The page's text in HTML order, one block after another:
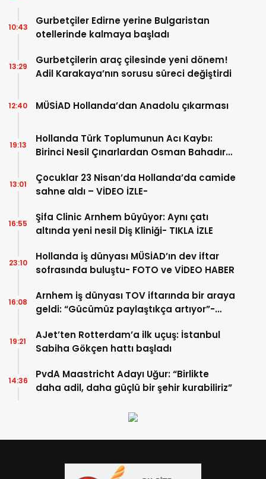
Gurbetçiler Edirne yerine Bulgaristan
otellerinde kalmaya başladı
10:43
Gurbetçilerin araç çilesinde yeni dönem!
Adil Karakaya’nın sorusu süreci değiştirdi
13:29
MÜSİAD Hollanda’dan Anadolu çıkarması
12:40
Hollanda Türk Toplumunun Acı Kaybı:
Birinci Nesil Çınarlardan Osman Bahadır
19:13
Çocuklar 23 Nisan’da Hollanda’da camide
sahne aldı – VİDEO İZLE-
13:01
Şifa Clinic Arnhem büyüyor: Aynı çatı
altında yeni nesil Diş Kliniği- TIKLA İZLE
16:55
Hollanda iş dünyası MÜSİAD’ın dev iftar
sofrasında buluştu- FOTO ve VİDEO HABER
23:10
Arnhem iş dünyası TOV iftarında bir araya
geldi: “Gücümüz paylaştıkça artıyor”-
16:08
AJet’ten Rotterdam’a ilk uçuş: İstanbul
Sabiha Gökçen hattı başladı
19:21
PvdA Maastricht Adayı Uğur: “Birlikte
daha adil, daha güçlü bir şehir kurabiliriz”
14:36